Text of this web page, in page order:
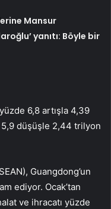
Mansur
yanıtı: Böyle bir
6,8 artışla 4,39
düşüşle 2,44 trilyon
Guangdong’un
ediyor. Ocak’tan
ve ihracatı yüzde